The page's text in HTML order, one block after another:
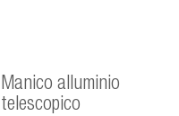
Manico alluminio
telescopico